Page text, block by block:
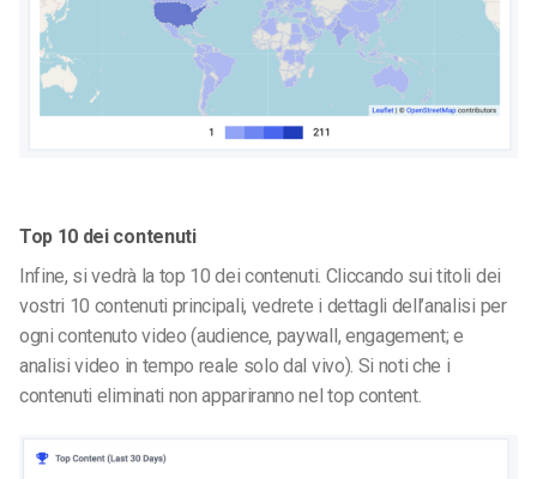
Top 10 dei contenuti
Infine, si vedrà la top 10 dei contenuti. Cliccando sui titoli dei
vostri 10 contenuti principali, vedrete i dettagli dell’analisi per
ogni contenuto video (audience, paywall, engagement; e
analisi video in tempo reale solo dal vivo). Si noti che i
contenuti eliminati non appariranno nel top content.